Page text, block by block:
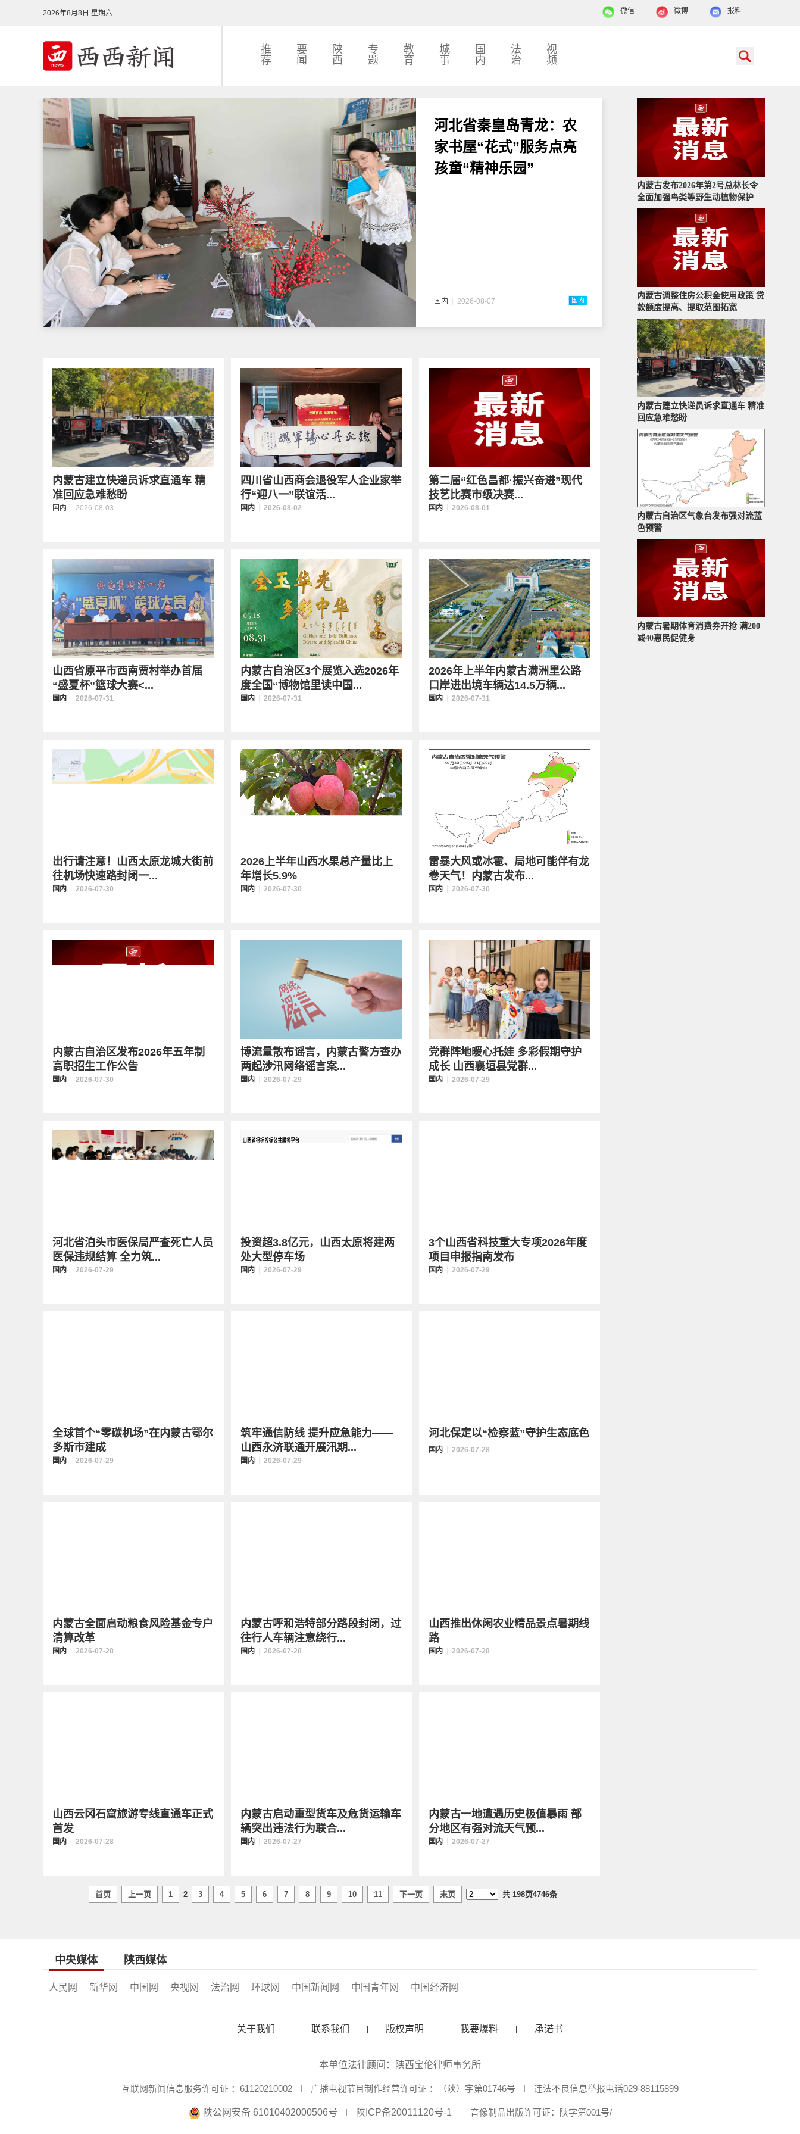
2026年8月8日 星期六 报料
微博
微信
推
荐
要
闻
陕
西
专
题
教
育
城
事
国
内
法
治
视
频
河北省秦皇岛青龙：农
家书屋“花式”服务点亮
孩童“精神乐园”
国内 2026-08-07 国内
内蒙古建立快递员诉求直通车 精
准回应急难愁盼
国内 2026-08-03
四川省山西商会退役军人企业家举
行“迎八一”联谊活...
国内 2026-08-02
第二届“红色昌都·振兴奋进”现代
技艺比赛市级决赛...
国内 2026-08-01
山西省原平市西南贾村举办首届
“盛夏杯”篮球大赛<...
国内 2026-07-31
内蒙古自治区3个展览入选2026年
度全国“博物馆里读中国...
国内 2026-07-31
2026年上半年内蒙古满洲里公路
口岸进出境车辆达14.5万辆...
国内 2026-07-31
出行请注意！山西太原龙城大街前
往机场快速路封闭一...
国内 2026-07-30
2026上半年山西水果总产量比上
年增长5.9%
国内 2026-07-30
雷暴大风或冰雹、局地可能伴有龙
卷天气！内蒙古发布...
国内 2026-07-30
内蒙古自治区发布2026年五年制
高职招生工作公告
国内 2026-07-30
博流量散布谣言，内蒙古警方查办
两起涉汛网络谣言案...
国内 2026-07-29
党群阵地暖心托娃 多彩假期守护
成长 山西襄垣县党群...
国内 2026-07-29
河北省泊头市医保局严查死亡人员
医保违规结算 全力筑...
国内 2026-07-29
投资超3.8亿元，山西太原将建两
处大型停车场
国内 2026-07-29
3个山西省科技重大专项2026年度
项目申报指南发布
国内 2026-07-29
全球首个“零碳机场”在内蒙古鄂尔
多斯市建成
国内 2026-07-29
筑牢通信防线 提升应急能力——
山西永济联通开展汛期...
国内 2026-07-29
河北保定以“检察蓝”守护生态底色
国内 2026-07-28
内蒙古全面启动粮食风险基金专户
清算改革
国内 2026-07-28
内蒙古呼和浩特部分路段封闭，过
往行人车辆注意绕行...
国内 2026-07-28
山西推出休闲农业精品景点暑期线
路
国内 2026-07-28
山西云冈石窟旅游专线直通车正式
首发
国内 2026-07-28
内蒙古启动重型货车及危货运输车
辆突出违法行为联合...
国内 2026-07-27
内蒙古一地遭遇历史极值暴雨 部
分地区有强对流天气预...
国内 2026-07-27
首页 上一页 1 2 3 4 5 6 7 8 9 10 11 下一页 末页 共 198页4746条
内蒙古发布2026年第2号总林长令
全面加强鸟类等野生动植物保护
内蒙古调整住房公积金使用政策 贷
款额度提高、提取范围拓宽
内蒙古建立快递员诉求直通车 精准
回应急难愁盼
内蒙古自治区气象台发布强对流蓝
色预警
内蒙古暑期体育消费券开抢 满200
减40惠民促健身
中央媒体 陕西媒体
人民网 新华网 中国网 央视网 法治网 环球网 中国新闻网 中国青年网 中国经济网
关于我们 联系我们 版权声明 我要爆料 承诺书
本单位法律顾问：陕西宝伦律师事务所
互联网新闻信息服务许可证 ：61120210002 广播电视节目制作经营许可证 ：（陕）字第01746号 违法不良信息举报电话029-88115899
陕公网安备 61010402000506号 陕ICP备20011120号-1 音像制品出版许可证：陕字第001号/